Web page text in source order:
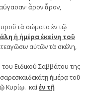
ἆρον ἆρον,
τὰ σώματα ἐν τῷ
ἡ ἡμέρα ἐκείνη τοῦ
αὐτῶν τὰ σκέλη,
Ειδικού Σαββάτου της
ἡμέρᾳ τοῦ
Κυρίῳ. καὶἐν τῇ